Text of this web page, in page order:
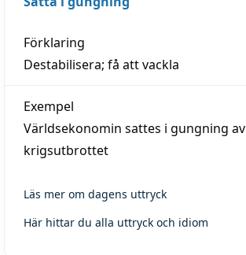
Förklaring
Destabilisera; få att vackla
Exempel
Världsekonomin sattes i gungning av
krigsutbrottet
Läs mer om dagens uttryck
Här hittar du alla uttryck och idiom